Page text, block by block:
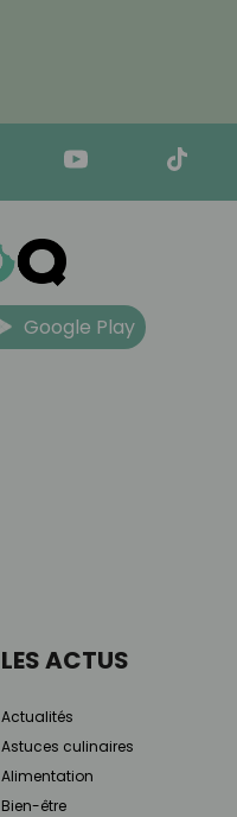
Google Play
LES ACTUS
Actualités
Astuces culinaires
Alimentation
Bien-être